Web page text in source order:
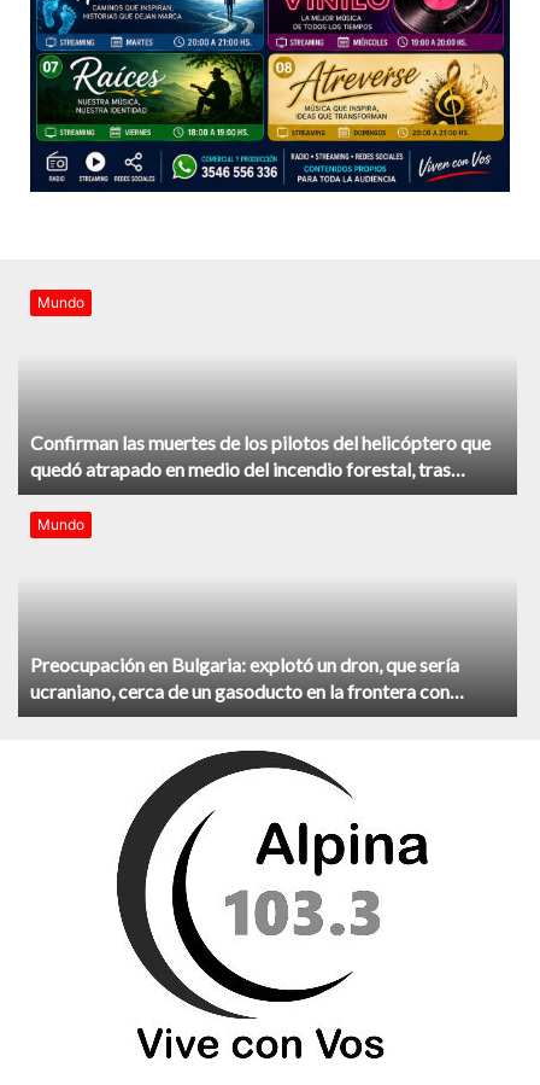
Mundo
Confirman las muertes de los pilotos del helicóptero que
quedó atrapado en medio del incendio forestal, tras
estrellarse en Utah
Mundo
Preocupación en Bulgaria: explotó un dron, que sería
ucraniano, cerca de un gasoducto en la frontera con
Rumania